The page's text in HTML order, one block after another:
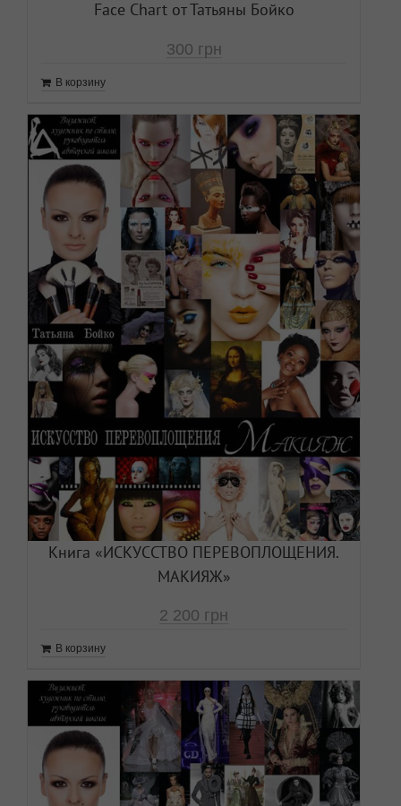
Face Chart от Татьяны Бойко
300 грн
В корзину
Книга «ИСКУССТВО ПЕРЕВОПЛОЩЕНИЯ.
МАКИЯЖ»
2 200 грн
В корзину